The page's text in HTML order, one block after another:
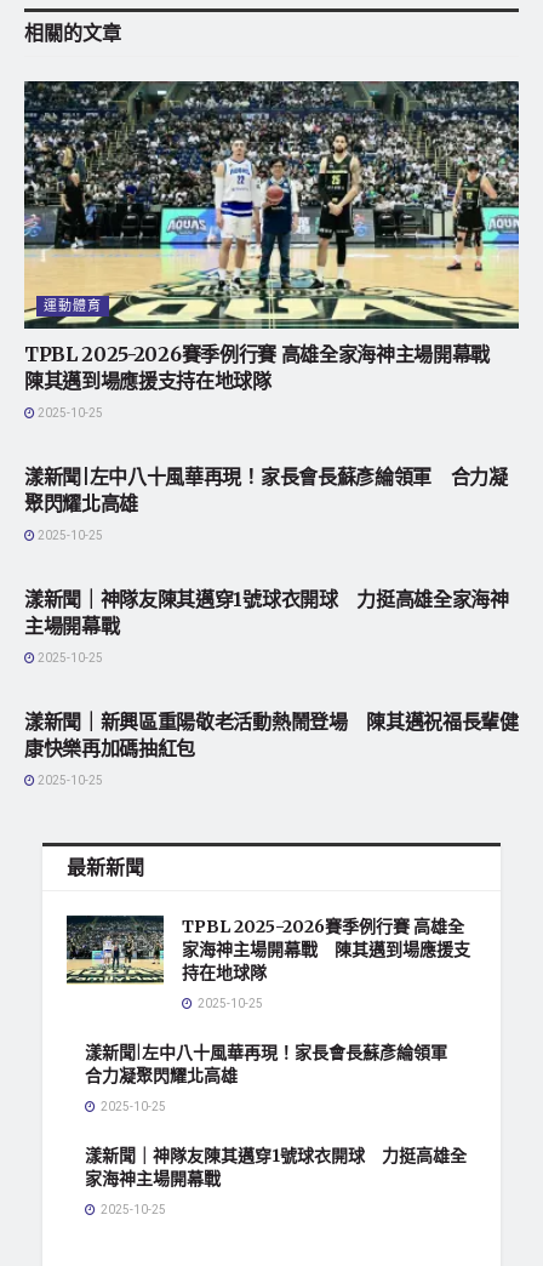
相關的文章
運動體育
TPBL 2025-2026賽季例行賽 高雄全家海神主場開幕戰
陳其邁到場應援支持在地球隊
2025-10-25
漾新聞|左中八十風華再現！家長會長蘇彥綸領軍 合力凝
聚閃耀北高雄
2025-10-25
漾新聞｜神隊友陳其邁穿1號球衣開球 力挺高雄全家海神
主場開幕戰
2025-10-25
漾新聞｜新興區重陽敬老活動熱鬧登場 陳其邁祝福長輩健
康快樂再加碼抽紅包
2025-10-25
最新新聞
TPBL 2025-2026賽季例行賽 高雄全
家海神主場開幕戰 陳其邁到場應援支
持在地球隊
2025-10-25
漾新聞|左中八十風華再現！家長會長蘇彥綸領軍
合力凝聚閃耀北高雄
2025-10-25
漾新聞｜神隊友陳其邁穿1號球衣開球 力挺高雄全
家海神主場開幕戰
2025-10-25